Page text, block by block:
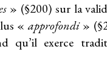
» (§200) sur la
« approfondi»
exerce